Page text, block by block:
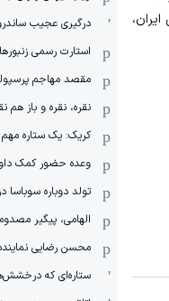
درگیری عجیب ساندرو
استارت رسمی
مقصد مهاجم
نقره، نقره و باز هم نقره:
کریک: یک ستاره مهم
وعده حضور کمک
تولد دوباره سوباسا
الهامی، پیگیر
محسن رضایی
ستاره‌ای که